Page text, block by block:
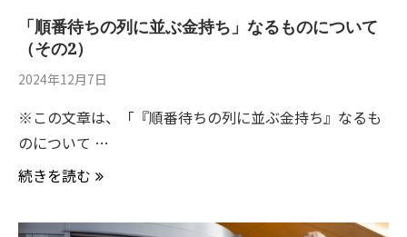
「順番待ちの列に並ぶ金持ち」なるものについて
（その2）
2024年12月7日
※この文章は、「『順番待ちの列に並ぶ金持ち』なるも
のについて …
続きを読む